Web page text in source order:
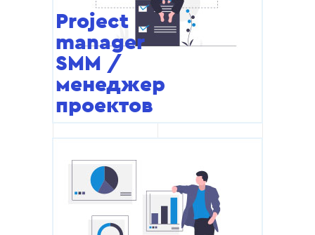
Project
manager
SMM /
менеджер
проектов